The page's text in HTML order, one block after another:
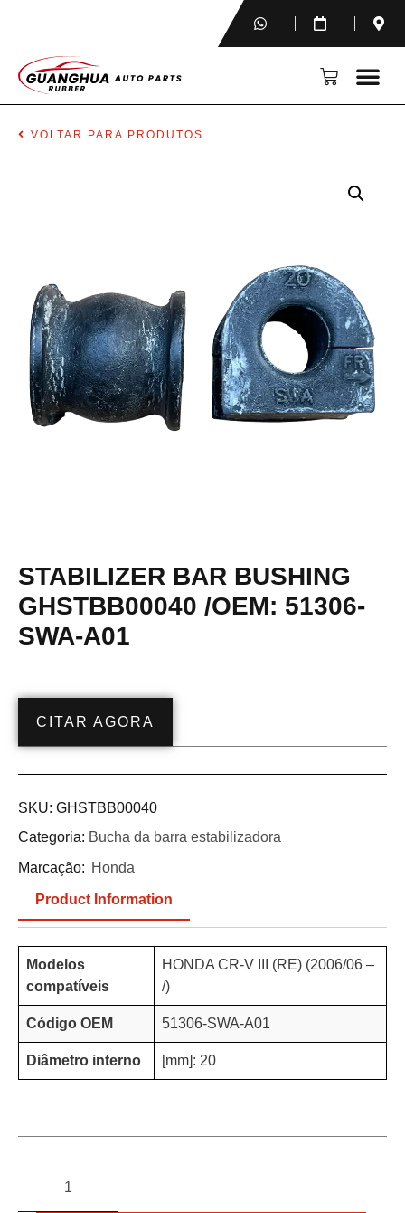
VOLTAR PARA PRODUTOS
STABILIZER BAR BUSHING
GHSTBB00040 /OEM: 51306-
SWA-A01
CITAR AGORA
SKU: GHSTBB00040
Categoria: Bucha da barra estabilizadora
Marcação: Honda
Product Information
Modelos
compatíveis
HONDA CR-V III (RE) (2006/06 –
/)
Código OEM 51306-SWA-A01
Diâmetro interno [mm]: 20